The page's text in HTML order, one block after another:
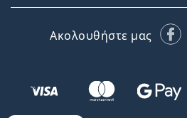
Ακολουθήστε μας